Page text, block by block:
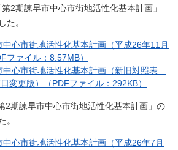
2期諫早市中心市街地活性化基本計画」
た。
中心市街地活性化基本計画（平成26年11月
ファイル：8.57MB）
中心市街地活性化基本計画（新旧対照表
変更版）（PDFファイル：292KB）
2期諫早市中心市街地活性化基本計画」の
。
中心市街地活性化基本計画（平成26年7月